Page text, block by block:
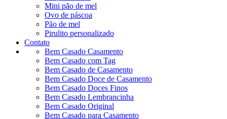
Mini pão de mel
Ovo de páscoa
Pão de mel
Pirulito personalizado
Contato
Bem Casado Casamento
Bem Casado com Tag
Bem Casado de Casamento
Bem Casado Doce de Casamento
Bem Casado Doces Finos
Bem Casado Lembrancinha
Bem Casado Original
Bem Casado para Casamento